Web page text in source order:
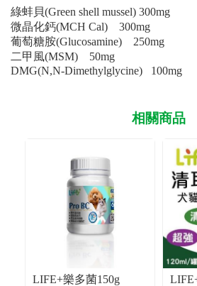
綠蚌貝(Green shell mussel) 300mg
微晶化鈣(MCH Cal) 300mg
葡萄糖胺(Glucosamine) 250mg
二甲風(MSM) 50mg
DMG(N,N-Dimethylglycine) 100mg
相關商品
LIFE+樂多菌150g